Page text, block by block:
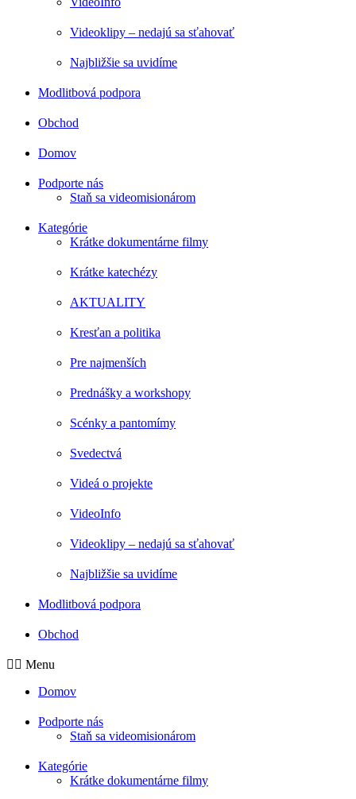
Videoklipy – nedajú sa sťahovať
Najbližšie sa uvidíme
Modlitbová podpora
Obchod
Domov
Podporte nás
Staň sa videomisionárom
Kategórie
Krátke dokumentárne filmy
Krátke katechézy
AKTUALITY
Kresťan a politika
Pre najmenších
Prednášky a workshopy
Scénky a pantomímy
Svedectvá
Videá o projekte
VideoInfo
Videoklipy – nedajú sa sťahovať
Najbližšie sa uvidíme
Modlitbová podpora
Obchod
Menu
Domov
Podporte nás
Staň sa videomisionárom
Kategórie
Krátke dokumentárne filmy